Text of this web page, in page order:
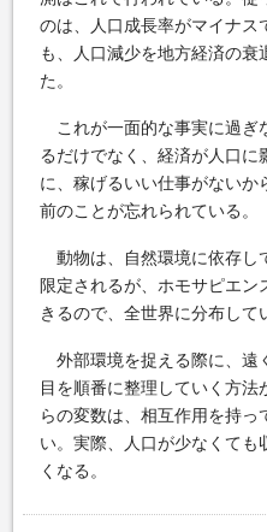
のは、人口成長率がマイナス
も、人口減少を地方経済の衰
た。
これが一面的な事実に過ぎ
るだけでなく、経済が人口
に、稼げるいい仕事がないか
前のことが忘れられている。
動物は、自然環境に依存し
限定されるが、ホモサピエ
きるので、全世界に分布して
外部環境を捉える際に、遠
目を順番に整理していく方
らの変数は、相互作用を持
い。実際、人口が少なくても
くなる。